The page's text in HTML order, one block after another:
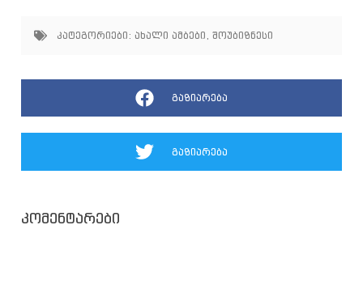
კატეგორიები: ახალი ამბები , შოუბიზნესი
გაზიარება
გაზიარება
კომენტარები